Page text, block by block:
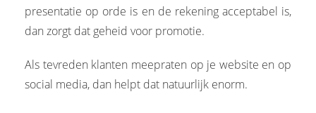
presentatie op orde is en de rekening acceptabel is,
dan zorgt dat geheid voor promotie.
Als tevreden klanten meepraten op je website en op
social media, dan helpt dat natuurlijk enorm.